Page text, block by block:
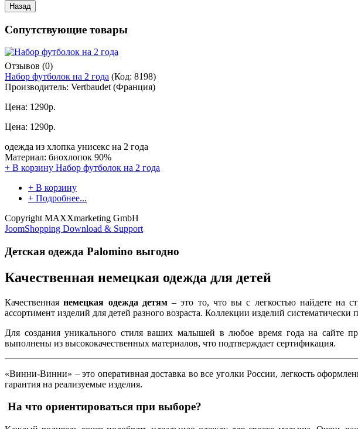
Сопутствующие товары
Отзывов (0)
Набор футболок на 2 года (Код: 8198)
Производитель: Vertbaudet (Франция)
Цена: 1290р.
Цена: 1290р.
одежда из хлопка унисекс на 2 года
Материал: биохлопок 90%
+ В корзину Набор футболок на 2 года
+ В корзину
+ Подробнее...
Copyright MAXXmarketing GmbH
JoomShopping Download & Support
Детская одежда Palomino выгодно
Качественная немецкая одежда для детей
Качественнаянемецкая одежда детям– это то, что вы с легкостью найдете на
ассортимент изделий для детей разного возраста. Коллекции изделий
Для создания уникального стиля ваших малышей в любое время года на сайте
выполнены из высококачественных материалов, что подтверждает сертификация.
«Винни-Винни» – это оперативная доставка во все уголки России, легкость
гарантия на реализуемые изделия.
На что ориентироваться при выборе?